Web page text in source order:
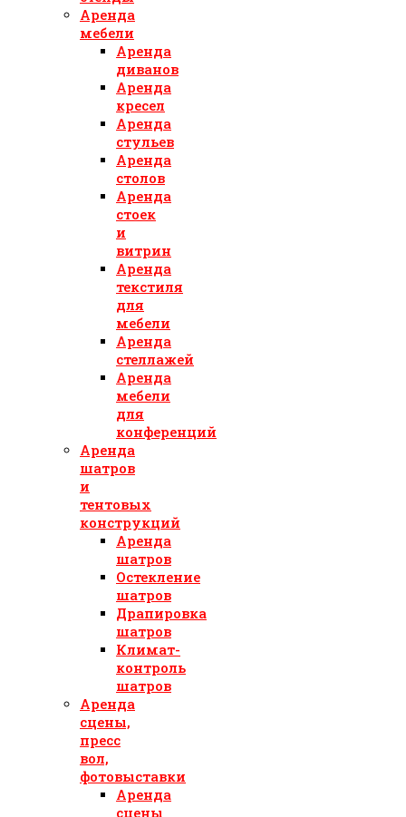
Аренда
мебели
Аренда
диванов
Аренда
кресел
Аренда
стульев
Аренда
столов
Аренда
стоек
и
витрин
Аренда
текстиля
для
мебели
Аренда
стеллажей
Аренда
мебели
для
конференций
Аренда
шатров
и
тентовых
конструкций
Аренда
шатров
Остекление
шатров
Драпировка
шатров
Климат-
контроль
шатров
Аренда
сцены,
пресс
вол,
фотовыставки
Аренда
сцены